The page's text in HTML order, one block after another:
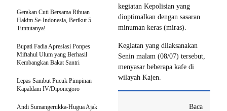
kegiatan Kepolisian yang
dioptimalkan dengan sasaran
minuman keras (miras).
Kegiatan yang dilaksanakan
Senin malam (08/07) tersebut,
menyasar beberapa kafe di
wilayah Kajen.
Baca
Gerakan Cuti Bersama Ribuan
Hakim Se-Indonesia, Berikut 5
Tuntutanya!
Bupati Fadia Apresiasi Ponpes
Miftahul Ulum yang Berhasil
Kembangkan Bakat Santri
Lepas Sambut Pucuk Pimpinan
Kapaldam IV/Diponegoro
Andi Sumangerukka-Hugua Ajak